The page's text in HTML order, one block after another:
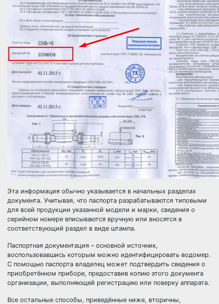
Эта информация обычно указывается в начальных разделах
документа. Учитывая, что паспорта разрабатываются типовыми
для всей продукции указанной модели и марки, сведения о
серийном номере вписываются вручную или вносятся в
соответствующий раздел в виде штампа.
Паспортная документация – основной источник,
воспользовавшись которым можно идентифицировать водомер.
С помощью паспорта владелец может подтвердить сведения о
приобретённом приборе, предоставив копию этого документа
организации, выполняющей регистрацию или поверку аппарата.
Все остальные способы, приведённые ниже, вторичны,